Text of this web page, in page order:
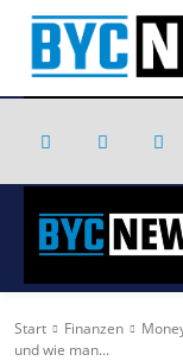
Start Finanzen
und wie man...